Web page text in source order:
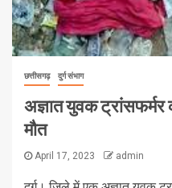
छत्तीसगढ़ दुर्ग संभाग
अज्ञात युवक
मौत
April 17, 2023 admin